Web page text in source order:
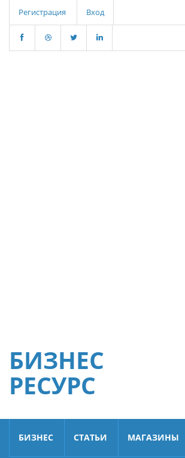
Регистрация Вход
БИЗНЕС
РЕСУРС
БИЗНЕС СТАТЬИ МАГАЗИНЫ